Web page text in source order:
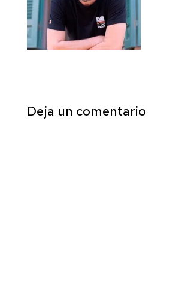
Deja un comentario